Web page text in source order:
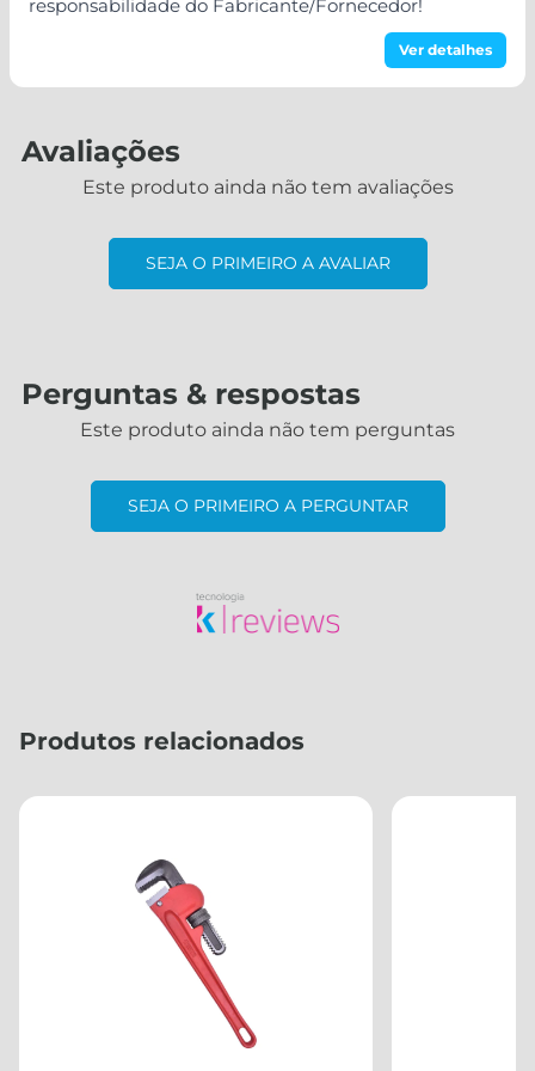
Ver detalhes
responsabilidade do Fabricante/Fornecedor!
Avaliações
Este produto ainda não tem avaliações
SEJA O PRIMEIRO A AVALIAR
Perguntas & respostas
Este produto ainda não tem perguntas
SEJA O PRIMEIRO A PERGUNTAR
Produtos relacionados